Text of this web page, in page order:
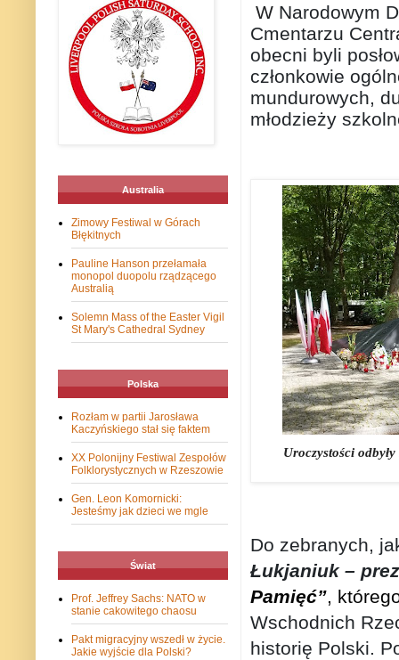
W Narodowym
Cmentarzu
obecni byli
członkowie
mundurowych,
młodzieży
Uroczystości
Do zebranych,
Łukjaniuk –
Pamięć”,
Wschodnich
historię Polski.
Australia
Zimowy Festiwal w Górach
Błękitnych
Pauline Hanson przełamała
monopol duopolu rządzącego
Australią
Solemn Mass of the Easter Vigil
St Mary's Cathedral Sydney
Polska
Rozłam w partii Jarosława
Kaczyńskiego stał się faktem
XX Polonijny Festiwal Zespołów
Folklorystycznych w Rzeszowie
Gen. Leon Komornicki:
Jesteśmy jak dzieci we mgle
Świat
Prof. Jeffrey Sachs: NATO w
stanie cakowitego chaosu
Pakt migracyjny wszedł w życie.
Jakie wyjście dla Polski?